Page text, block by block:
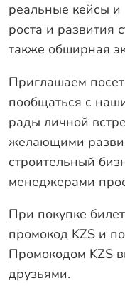
Заказать звонок
реальные кейсы и
роста и развития
также обширная
Приглашаем
пообщаться с
рады личной
желающими
строительный
менеджерами
При покупке
промокод KZS и
Промокодом KZS
друзьями.